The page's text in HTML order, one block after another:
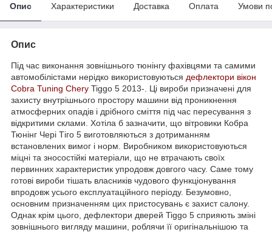
Опис Характеристики Доставка Оплата Умови
Опис
Під час виконання зовнішнього тюнінгу фахівцями та самими
автомобілістами нерідко використовуються дефлектори вікон
Cobra Tuning Chery Tiggo 5 2013-. Ці вироби призначені для
захисту внутрішнього простору машини від проникнення
атмосферних опадів і дрібного сміття під час пересування з
відкритими склами. Хотіла б зазначити, що вітровики Кобра
Тюнінг Чері Тіго 5 виготовляються з дотриманням
встановлених вимог і норм. Виробником використовуються
міцні та зносостійкі матеріали, що не втрачають своїх
первинних характеристик упродовж довгого часу. Саме тому
готові вироби тішать власників чудового функціонування
впродовж усього експлуатаційного періоду. Безумовно,
основним призначенням цих пристосувань є захист салону.
Однак крім цього, дефлектори дверей Tiggo 5 сприяють зміні
зовнішнього вигляду машини, роблячи її оригінальнішою та